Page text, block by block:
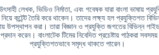
লেখক, ভিডিও নির্মাতা, এবং গবেষক যারা বাংলা ভাষায়
কন্টেন্ট তৈরি করে থাকেন। তাদের লক্ষ্য হল প্রযুক্তিগত
উপস্থাপন করা। তারা বিজ্ঞান ও প্রযুক্তি জগতের বিভিন্ন
করেন। বাংলাটেক টিমের নিবেদিত প্রচেষ্টায় পাঠকরা
প্রযুক্তিগতভাবে সমৃদ্ধ থাকতে পারেন।